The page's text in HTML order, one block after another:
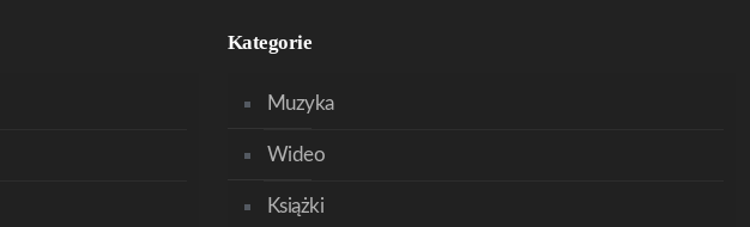
Kategorie
Muzyka
Wideo
Książki